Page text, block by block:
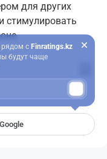
для других
рядом с Finratings.kz
будут чаще